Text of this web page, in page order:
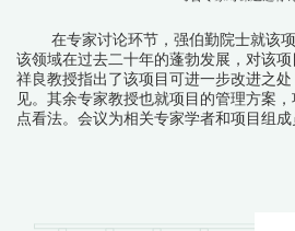
在专家讨论环节，强伯勤院士就该
该领域在过去二十年的蓬勃发展，对该
祥良教授指出了该项目可进一步改进之
见。其余专家教授也就项目的管理方案
点看法。会议为相关专家学者和项目组成